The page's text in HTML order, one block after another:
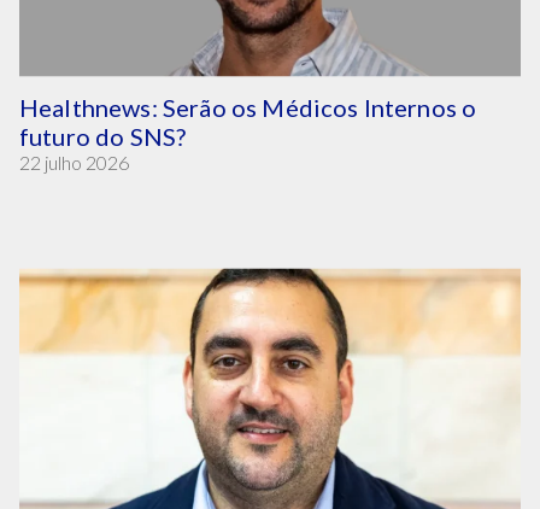
Healthnews: Serão os Médicos Internos o
futuro do SNS?
22 julho 2026